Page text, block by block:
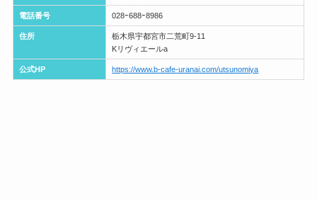
電話番号 028ｰ688ｰ8986
住所
栃木県宇都宮市二荒町9-11
Kリヴィエールa
公式HP https://www.b-cafe-uranai.com/utsunomiya